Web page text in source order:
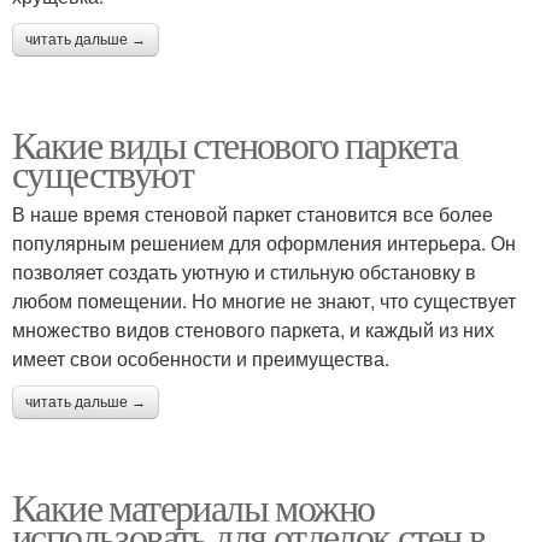
читать дальше →
Какие виды стенового паркета
существуют
В наше время стеновой паркет становится все более
популярным решением для оформления интерьера. Он
позволяет создать уютную и стильную обстановку в
любом помещении. Но многие не знают, что существует
множество видов стенового паркета, и каждый из них
имеет свои особенности и преимущества.
читать дальше →
Какие материалы можно